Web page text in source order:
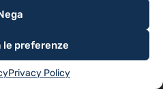
le preferenze
Privacy Policy